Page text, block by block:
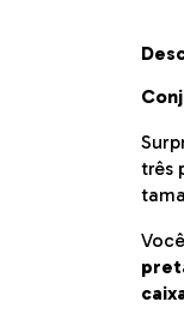
três